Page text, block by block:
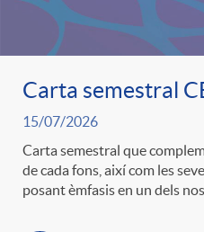
t
i
c
n
i
d
i
c
a
d
Carta semestral
15/07/2026
Carta semestral que
de cada fons, així com les
posant èmfasis en un dels